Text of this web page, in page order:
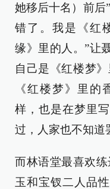
她移后十名）前后
错了。我是《红
缘》里的人。”让
自己是《红楼梦
《红楼梦》里的
样，也是在梦里
过，人家也不知道
而林语堂最喜欢
玉和宝钗二人品